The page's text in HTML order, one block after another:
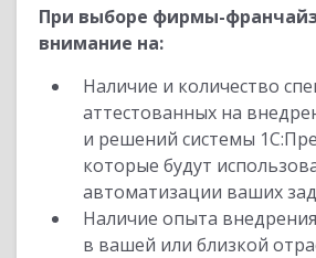
При выборе фирмы-
внимание на:
Наличие и количество
аттестованных на
и решений системы
которые будут
автоматизации ваших
Наличие опыта
в вашей или близкой